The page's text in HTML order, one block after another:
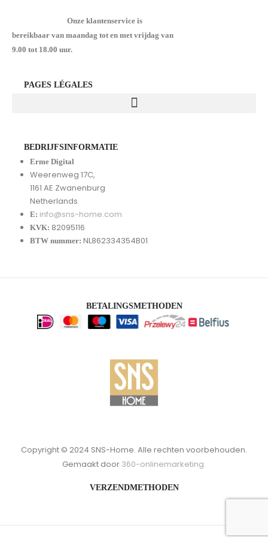
Onze klantenservice is
bereikbaar van maandag tot en met vrijdag van
9.00 tot 18.00 uur.
PAGES LÉGALES
BEDRIJFSINFORMATIE
Erme Digital
Weerenweg 17C,
1161 AE Zwanenburg
Netherlands
E: info@sns-home.com
KVK: 82095116
BTW nummer: NL862334354B01
BETALINGSMETHODEN
Copyright © 2024 SNS-Home. Alle rechten voorbehouden.
Gemaakt door 360-onlinemarketing.
VERZENDMETHODEN